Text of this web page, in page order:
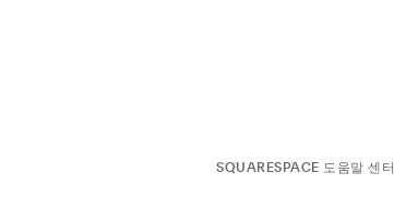
SQUARESPACE 도움말 센터